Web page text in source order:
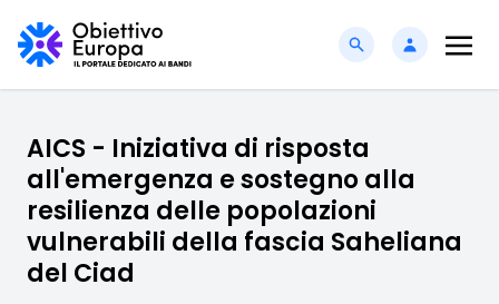
AICS - Iniziativa di risposta
all'emergenza e sostegno alla
resilienza delle popolazioni
vulnerabili della fascia Saheliana
del Ciad